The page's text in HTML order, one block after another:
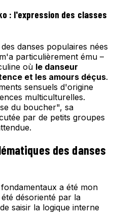
: l'expression des classes
danses populaires nées
particulièrement ému –
où le danseur
et les amours déçus.
sensuels d'origine
multiculturelles.
du boucher", sa
par de petits groupes
des danses
a été mon
désorienté par la
saisir la logique interne